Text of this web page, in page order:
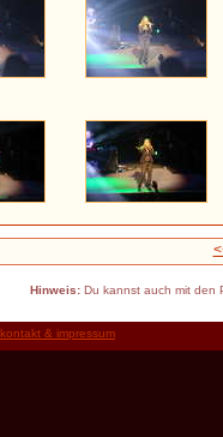
Hinweis:Du kannst auch mit den
kontakt & impressum